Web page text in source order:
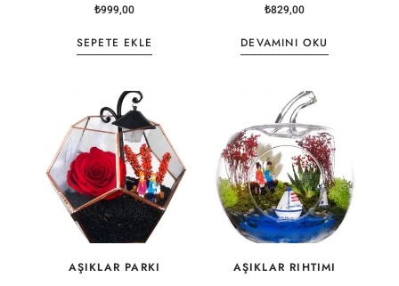
₺999,00
SEPETE EKLE
₺829,00
DEVAMINI OKU
AŞIKLAR PARKI
AŞIKLAR RIHTIMI